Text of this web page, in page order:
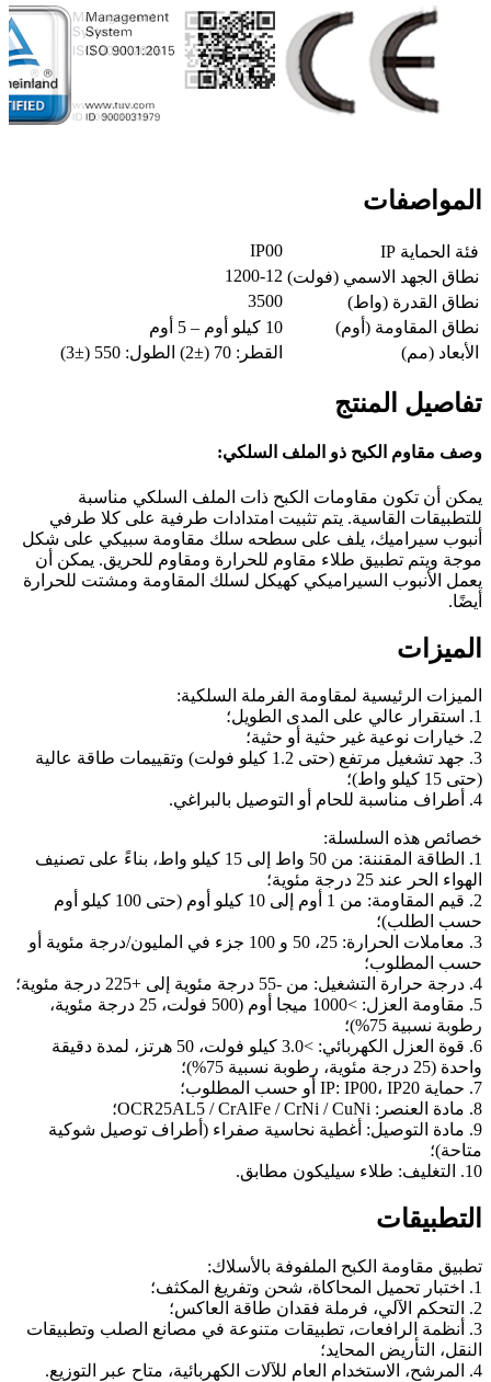
المواصفات
فئة الحماية IP
IP00
نطاق الجهد الاسمي (فولت) 1200-12
نطاق القدرة (واط)
3500
نطاق المقاومة (أوم)
10 كيلو أوم – 5 أوم
الأبعاد (مم)
القطر: 70 (±2) الطول: 550 (±3)
تفاصيل المنتج
وصف مقاوم الكبح ذو الملف السلكي:
يمكن أن تكون مقاومات الكبح ذات الملف السلكي مناسبة
للتطبيقات القاسية. يتم تثبيت امتدادات طرفية على كلا طرفي
أنبوب سيراميك، يلف على سطحه سلك مقاومة سبيكي على شكل
موجة ويتم تطبيق طلاء مقاوم للحرارة ومقاوم للحريق. يمكن أن
يعمل الأنبوب السيراميكي كهيكل لسلك المقاومة ومشتت للحرارة
أيضًا.
الميزات
الميزات الرئيسية لمقاومة الفرملة السلكية:
1. استقرار عالي على المدى الطويل؛
2. خيارات نوعية غير حثية أو حثية؛
3. جهد تشغيل مرتفع (حتى 1.2 كيلو فولت) وتقييمات طاقة عالية
(حتى 15 كيلو واط)؛
4. أطراف مناسبة للحام أو التوصيل بالبراغي.
خصائص هذه السلسلة:
1. الطاقة المقننة: من 50 واط إلى 15 كيلو واط، بناءً على تصنيف
الهواء الحر عند 25 درجة مئوية؛
2. قيم المقاومة: من 1 أوم إلى 10 كيلو أوم (حتى 100 كيلو أوم
حسب الطلب)؛
3. معاملات الحرارة: 25، 50 و 100 جزء في المليون/درجة مئوية أو
حسب المطلوب؛
4. درجة حرارة التشغيل: من -55 درجة مئوية إلى +225 درجة مئوية؛
5. مقاومة العزل: >1000 ميجا أوم (500 فولت، 25 درجة مئوية،
رطوبة نسبية 75%)؛
6. قوة العزل الكهربائي: >3.0 كيلو فولت، 50 هرتز، لمدة دقيقة
واحدة (25 درجة مئوية، رطوبة نسبية 75%)؛
7. حماية IP: IP00، IP20 أو حسب المطلوب؛
8. مادة العنصر: OCR25AL5 / CrAlFe / CrNi / CuNi؛
9. مادة التوصيل: أغطية نحاسية صفراء (أطراف توصيل شوكية
متاحة)؛
10. التغليف: طلاء سيليكون مطابق.
التطبيقات
تطبيق مقاومة الكبح الملفوفة بالأسلاك:
1. اختبار تحميل المحاكاة، شحن وتفريغ المكثف؛
2. التحكم الآلي، فرملة فقدان طاقة العاكس؛
3. أنظمة الرافعات، تطبيقات متنوعة في مصانع الصلب وتطبيقات
النقل، التأريض المحايد؛
4. المرشح، الاستخدام العام للآلات الكهربائية، متاح عبر التوزيع.